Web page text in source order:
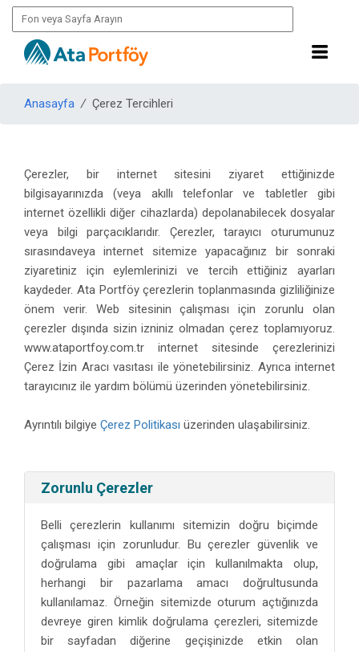
Anasayfa / Çerez Tercihleri
Çerezler, bir internet sitesini ziyaret ettiğinizde
bilgisayarınızda (veya akıllı telefonlar ve tabletler gibi
internet özellikli diğer cihazlarda) depolanabilecek dosyalar
veya bilgi parçacıklarıdır. Çerezler, tarayıcı oturumunuz
sırasındaveya internet sitemize yapacağınız bir sonraki
ziyaretiniz için eylemlerinizi ve tercih ettiğiniz ayarları
kaydeder. Ata Portföy çerezlerin toplanmasında gizliliğinize
önem verir. Web sitesinin çalışması için zorunlu olan
çerezler dışında sizin izniniz olmadan çerez toplamıyoruz.
www.ataportfoy.com.tr internet sitesinde çerezlerinizi
Çerez İzin Aracı vasıtası ile yönetebilirsiniz. Ayrıca internet
tarayıcınız ile yardım bölümü üzerinden yönetebilirsiniz.
Ayrıntılı bilgiye Çerez Politikası üzerinden ulaşabilirsiniz.
Zorunlu Çerezler
Belli çerezlerin kullanımı sitemizin doğru biçimde
çalışması için zorunludur. Bu çerezler güvenlik ve
doğrulama gibi amaçlar için kullanılmakta olup,
herhangi bir pazarlama amacı doğrultusunda
kullanılamaz. Örneğin sitemizde oturum açtığınızda
devreye giren kimlik doğrulama çerezleri, sitemizde
bir sayfadan diğerine geçişinizde etkin olan